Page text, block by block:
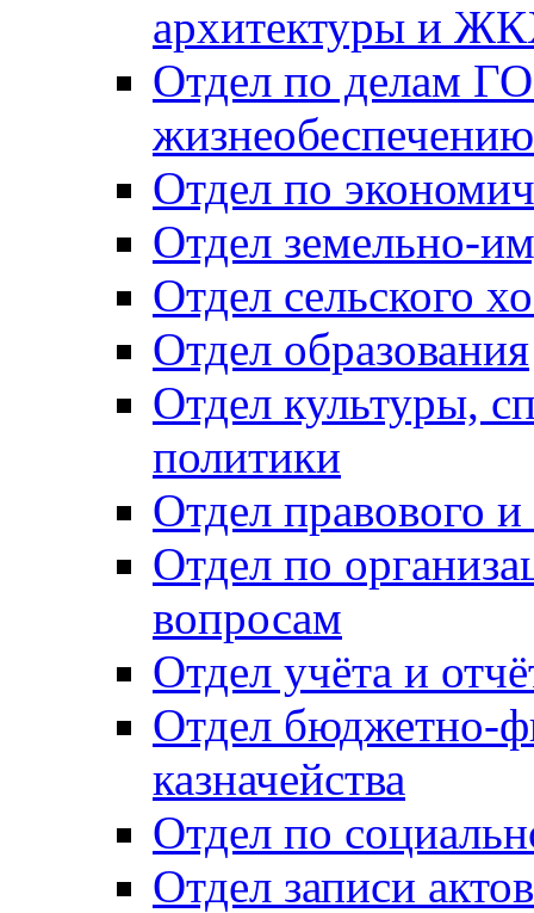
архитектуры и
Отдел по делам
Отдел по
Отдел земельно-
Отдел сельского
Отдел образования
Отдел культуры,
политики
Отдел правового
Отдел по
вопросам
Отдел учёта и
Отдел бюджетно-
казначейства
Отдел по
Отдел записи